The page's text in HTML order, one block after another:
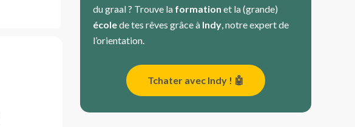
du graal ? Trouve la formation et la (grande)
écolede tes rêves grâce à Indy, notre expert de
l’orientation.
Tchater avec Indy ! 🤖